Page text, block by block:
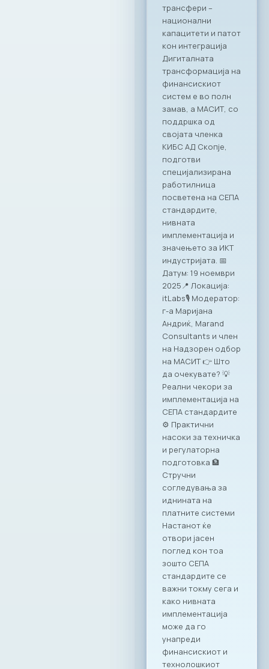
посветеност за
формализирање на
неформалната
економија во РСМ
Стопанската
комора за
информатички и
комуникациски
технологии –
МАСИТ, се
приклучи кон
националната
иницијатива за
намалување на
неформалната
економија.
Претседателот на
МАСИТ, Јордан
Димитровски, ја
потпиша
Декларацијата за
партнерство и
акција: „Заедничка
посветеност за
формализирање на
неформалната
економија во РСМ“.
Потпишувањето
беше дел од
годишната
конференција на
Министерството за
финансии, која
оваа година се
одржа под
насловот:
„Формализирање
на неформалната
економија: Преку
соработка до
успех“.
Дигитализацијата
како одговор на
неформалната
економија
Учеството на
МАСИТ на оваа
конференција ја
нагласува
неопходноста од
ИКТ секторот како
примарен партнер
во процесите на